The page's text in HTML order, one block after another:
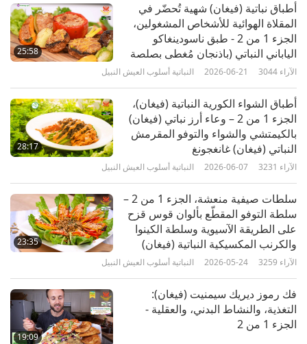
25:58
أطباق نباتية (فيغان) شهية تُحضّر في
المقلاة الهوائية للأشخاص المشغولين،
الجزء 1 من 2 - طبق ناسودينغاكو
الياباني النباتي (باذنجان مُغطى بصلصة
ميسو)." فلفل محشي نباتي (فيغان)
مقرمشة وكرنب بروكسل
النباتية أسلوب العيش النبيل 2026-06-21 3044 الآراء
28:17
أطباق الشواء الكورية النباتية (فيغان)،
الجزء 1 من 2 – وعاء أرز نباتي (فيغان)
بالكيمتشي والشواء والتوفو المقرمش
النباتي (فيغان) غانغجونغ
النباتية أسلوب العيش النبيل 2026-06-07 3231 الآراء
23:35
سلطات صيفية منعشة، الجزء 1 من 2 –
سلطة التوفو المقطّع بألوان قوس قزح
على الطريقة الآسيوية وسلطة الكينوا
والكرنب المكسيكية النباتية (فيغان)
النباتية أسلوب العيش النبيل 2026-05-24 3259 الآراء
19:09
فك رموز ديريك سيمنيت (فيغان):
التغذية، والنشاط البدني، والعقلية -
الجزء 1 من 2